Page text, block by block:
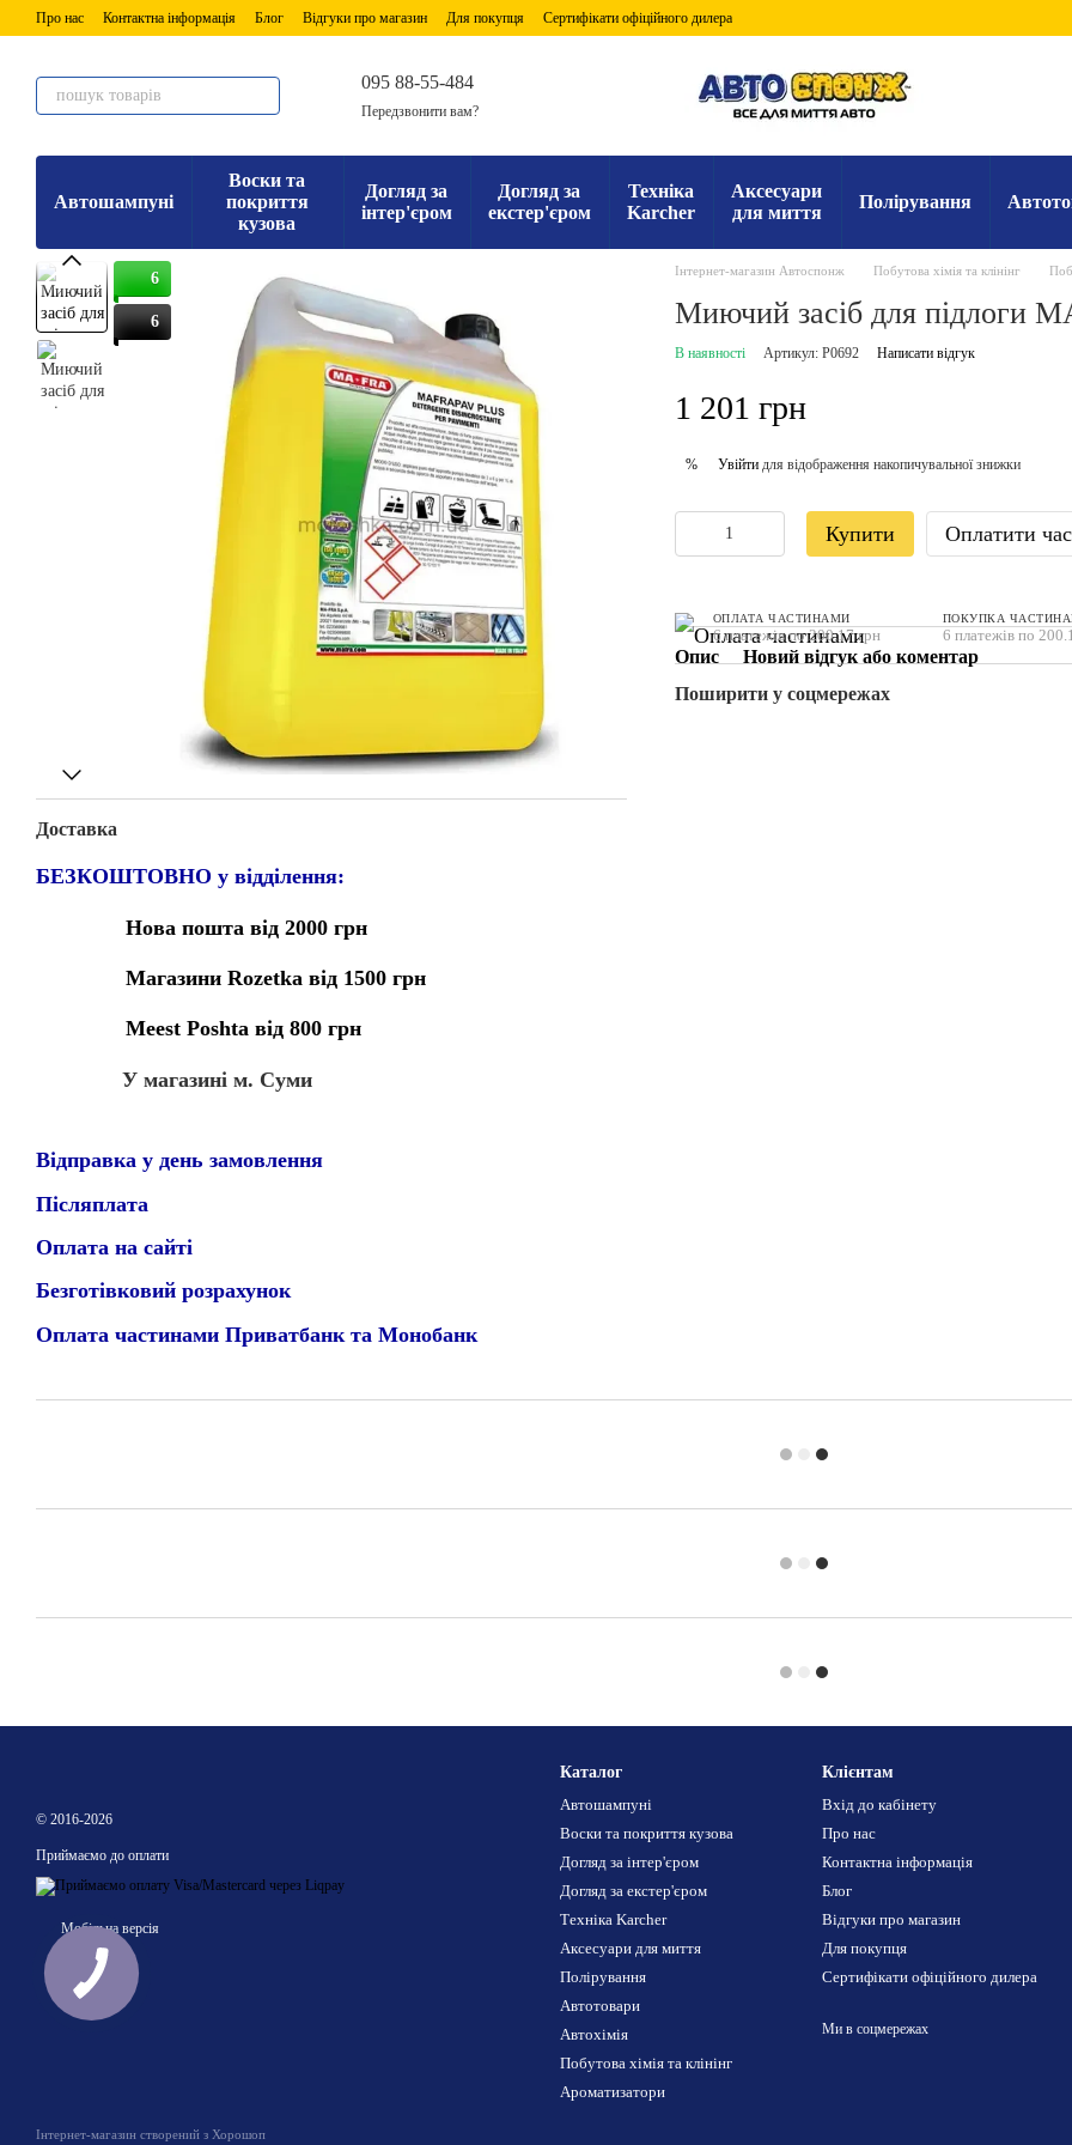
Перейти до основного контенту
Про нас Контактна інформація Блог Відгуки про магазин Для покупця Сертифікати офіційного дилера
095 88-55-484
Передзвонити вам?
Автошампуні
Воски та
покриття
кузова
Догляд за
інтер'єром
Догляд за
екстер'єром
Техніка
Karcher
Аксесуари
для миття
Полірування
6
6
Доставка
БЕЗКОШТОВНО у відділення:
Нова пошта від 2000 грн
Магазини Rozetka від 1500 грн
Meest Poshta від 800 грн
У магазині м. Суми
Відправка у день замовлення
Післяплата
Оплата на сайті
Безготівковий розрахунок
Оплата частинами Приватбанк та Монобанк
Інтернет-магазин Автоспонж Побутова хімія та клінінг
Миючий засіб для підлоги
В наявності Артикул: P0692 Написати відгук
1 201 грн
% Увійтидля відображення накопичувальної знижки
Купити Оплатити
ОПЛАТА ЧАСТИНАМИ
6 платежів по 200.17 грн
ПОКУПКА
6 платежів по
Опис
Новий відгук або коментар
Поширити у соцмережах
© 2016-2026
Приймаємо до оплати
Мобільна версія
Інтернет-магазин створений з Хорошоп
Каталог
Автошампуні
Воски та покриття кузова
Догляд за інтер'єром
Догляд за екстер'єром
Техніка Karcher
Аксесуари для миття
Полірування
Автотовари
Автохімія
Побутова хімія та клінінг
Ароматизатори
Клієнтам
Вхід до кабінету
Про нас
Контактна інформація
Блог
Відгуки про магазин
Для покупця
Сертифікати офіційного дилера
Ми в соцмережах